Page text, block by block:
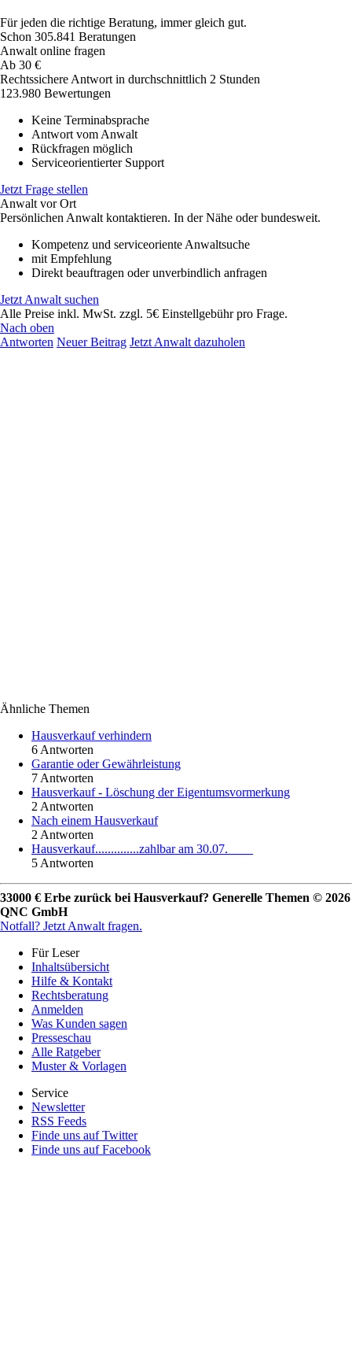
Für jeden die richtige Beratung, immer gleich gut.
Schon 305.841 Beratungen
Anwalt online fragen
Ab 30 €
Rechtssichere Antwort in durchschnittlich 2 Stunden
123.980 Bewertungen
Keine Terminabsprache
Antwort vom Anwalt
Rückfragen möglich
Serviceorientierter Support
Jetzt Frage stellen
Anwalt vor Ort
Persönlichen Anwalt kontaktieren. In der Nähe oder bundesweit.
Kompetenz und serviceoriente Anwaltsuche
mit Empfehlung
Direkt beauftragen oder unverbindlich anfragen
Jetzt Anwalt suchen
Alle Preise inkl. MwSt. zzgl. 5€ Einstellgebühr pro Frage.
Nach oben
Antworten Neuer Beitrag Jetzt Anwalt dazuholen
Ähnliche Themen
Hausverkauf verhindern
6 Antworten
Garantie oder Gewährleistung
7 Antworten
Hausverkauf - Löschung der Eigentumsvormerkung
2 Antworten
Nach einem Hausverkauf
2 Antworten
Hausverkauf..............zahlbar am 30.07.____
5 Antworten
33000 € Erbe zurück bei Hausverkauf? Generelle Themen © 2026
QNC GmbH
Notfall? Jetzt Anwalt fragen.
Für Leser
Inhaltsübersicht
Hilfe & Kontakt
Rechtsberatung
Anmelden
Was Kunden sagen
Presseschau
Alle Ratgeber
Muster & Vorlagen
Service
Newsletter
RSS Feeds
Finde uns auf Twitter
Finde uns auf Facebook